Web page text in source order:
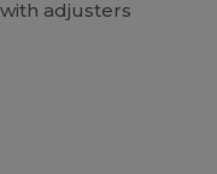
adjusters